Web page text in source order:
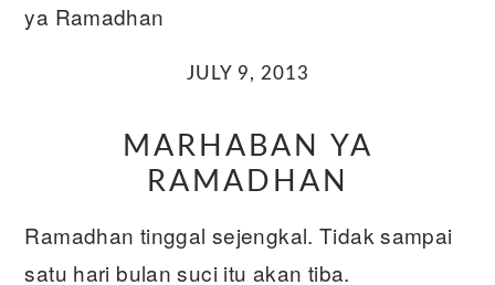
ya Ramadhan
JULY 9, 2013
MARHABAN YA
RAMADHAN
Ramadhan tinggal sejengkal. Tidak sampai
satu hari bulan suci itu akan tiba.